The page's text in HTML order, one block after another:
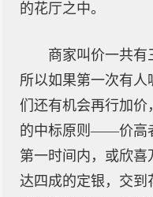
的花厅之中。
商家叫价一共有
所以如果第一次有
们还有机会再行加价
的中标原则——价高
第一时间内，或欣
达四成的定银，交